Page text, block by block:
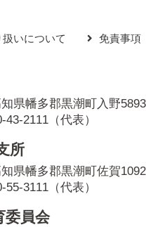
いについて 免責事項
県幡多郡黒潮町入野
43-2111 （代表）
所
県幡多郡黒潮町佐賀
55-3111 （代表）
員会